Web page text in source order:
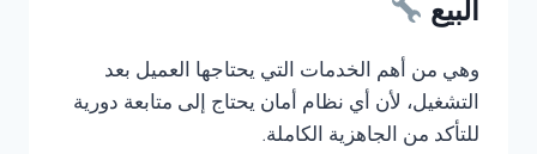
البيع
وهي من أهم الخدمات التي يحتاجها العميل بعد
التشغيل، لأن أي نظام أمان يحتاج إلى متابعة دورية
للتأكد من الجاهزية الكاملة.